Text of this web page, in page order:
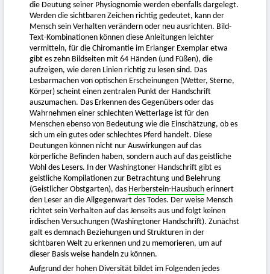
die Deutung seiner Physiognomie werden ebenfalls dargelegt.
Werden die sichtbaren Zeichen richtig gedeutet, kann der
Mensch sein Verhalten verändern oder neu ausrichten. Bild-
Text-Kombinationen können diese Anleitungen leichter
vermitteln, für die Chiromantie im Erlanger Exemplar etwa
gibt es zehn Bildseiten mit 64 Händen (und Füßen), die
aufzeigen, wie deren Linien richtig zu lesen sind. Das
Lesbarmachen von optischen Erscheinungen (Wetter, Sterne,
Körper) scheint einen zentralen Punkt der Handschrift
auszumachen. Das Erkennen des Gegenübers oder das
Wahrnehmen einer schlechten Wetterlage ist für den
Menschen ebenso von Bedeutung wie die Einschätzung, ob es
sich um ein gutes oder schlechtes Pferd handelt. Diese
Deutungen können nicht nur Auswirkungen auf das
körperliche Befinden haben, sondern auch auf das geistliche
Wohl des Lesers. In der Washingtoner Handschrift gibt es
geistliche Kompilationen zur Betrachtung und Belehrung
(Geistlicher Obstgarten), das Herberstein-Hausbuch erinnert
den Leser an die Allgegenwart des Todes. Der weise Mensch
richtet sein Verhalten auf das Jenseits aus und folgt keinen
irdischen Versuchungen (Washingtoner Handschrift). Zunächst
galt es demnach Beziehungen und Strukturen in der
sichtbaren Welt zu erkennen und zu memorieren, um auf
dieser Basis weise handeln zu können.
Aufgrund der hohen Diversität bildet im Folgenden jedes